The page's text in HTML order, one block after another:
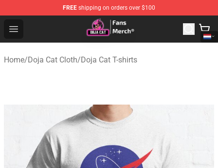
FREE shipping on orders over $100
Open menu
Doja Cat Store - Official Doja Cat Merchandise Shop
Home/Doja Cat Cloth/Doja Cat T-shirts